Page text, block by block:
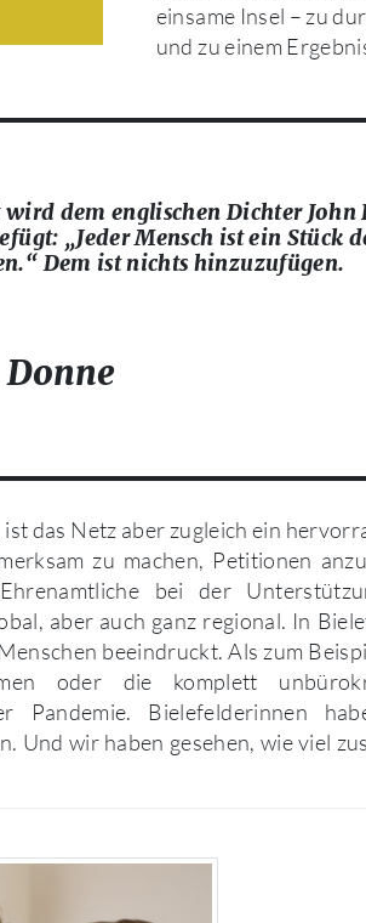
einsame Insel – zu
und zu einem
dem englischen Dichter John
„Jeder Mensch ist ein Stück
Dem ist nichts hinzuzufügen.
Donne
das Netz aber zugleich ein
zu machen, Petitionen
bei der
aber auch ganz regional. In
beeindruckt. Als zum
oder die komplett
Pandemie. Bielefelderinnen
Und wir haben gesehen, wie viel